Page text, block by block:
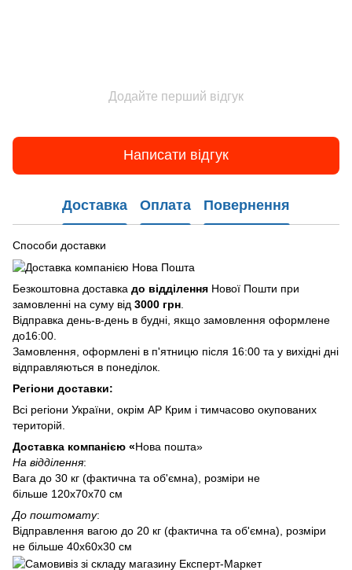
Додайте перший відгук
Написати відгук
Доставка Оплата Повернення
Способи доставки
Безкоштовна доставка до відділення Нової Пошти при
замовленні на суму від 3000 грн.
Відправка день-в-день в будні, якщо замовлення оформлене
до16:00.
Замовлення, оформлені в п'ятницю після 16:00 та у вихідні дні
відправляються в понеділок.
Регіони доставки:
Всі регіони України, окрім АР Крим і тимчасово окупованих
територій.
Доставка компанією «Нова пошта»
На відділення:
Вага до 30 кг (фактична та об'ємна), розміри не
більше 120х70х70 см
До поштомату:
Відправлення вагою до 20 кг (фактична та об'ємна), розміри
не більше 40х60х30 см